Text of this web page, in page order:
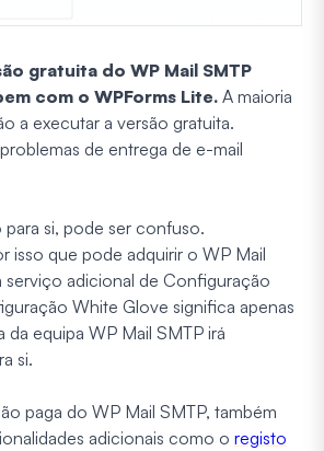
gratuita do WP Mail SMTP
com o WPForms Lite. A maioria
a executar a versão gratuita.
de entrega de e-mail
si, pode ser confuso.
isso que pode adquirir o WP Mail
serviço adicional de Configuração
White Glove significa apenas
da equipa WP Mail SMTP irá
si.
paga do WP Mail SMTP, também
adicionais como o registo